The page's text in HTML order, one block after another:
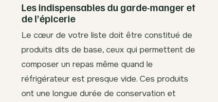
Les indispensables du garde-manger et
de l’épicerie
Le cœur de votre liste doit être constitué de
produits dits de base, ceux qui permettent de
composer un repas même quand le
réfrigérateur est presque vide. Ces produits
ont une longue durée de conservation et